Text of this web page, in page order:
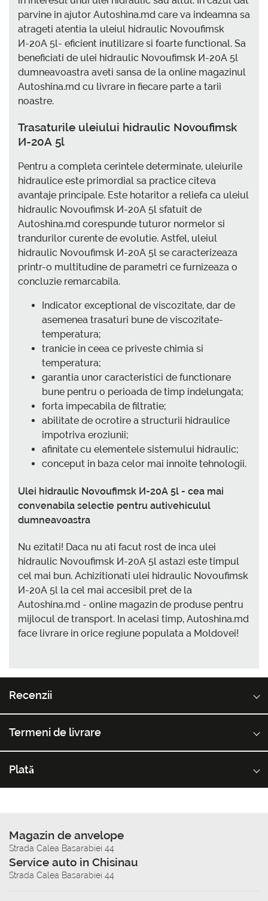
parvine in ajutor Autoshina.md care va indeamna sa
atrageti atentia la uleiul hidraulic Novoufimsk
И-20А 5l- eficient inutilizare si foarte functional. Sa
beneficiati de ulei hidraulic Novoufimsk И-20А 5l
dumneavoastra aveti sansa de la online magazinul
Autoshina.md cu livrare in fiecare parte a tarii
noastre.
Trasaturile uleiului hidraulic Novoufimsk
И-20А 5l
Pentru a completa cerintele determinate, uleiurile
hidraulice este primordial sa practice citeva
avantaje principale. Este hotaritor a reliefa ca uleiul
hidraulic Novoufimsk И-20А 5l sfatuit de
Autoshina.md corespunde tuturor normelor si
trandurilor curente de evolutie. Astfel, uleiul
hidraulic Novoufimsk И-20А 5l se caracterizeaza
printr-o multitudine de parametri ce furnizeaza o
concluzie remarcabila.
Indicator exceptional de viscozitate, dar de
asemenea trasaturi bune de viscozitate-
temperatura;
tranicie in ceea ce priveste chimia si
temperatura;
garantia unor caracteristici de functionare
bune pentru o perioada de timp indelungata;
forta impecabila de filtratie;
abilitate de ocrotire a structurii hidraulice
impotriva eroziunii;
afinitate cu elementele sistemului hidraulic;
conceput in baza celor mai innoite tehnologii.
Ulei hidraulic Novoufimsk И-20А 5l - cea mai
convenabila selectie pentru autivehiculul
dumneavoastra
Nu ezitati! Daca nu ati facut rost de inca ulei
hidraulic Novoufimsk И-20А 5l astazi este timpul
cel mai bun. Achizitionati ulei hidraulic Novoufimsk
И-20А 5l la cel mai accesibil pret de la
Autoshina.md - online magazin de produse pentru
mijlocul de transport. In acelasi timp, Autoshina.md
face livrare in orice regiune populata a Moldovei!
Recenzii
Termeni de livrare
Plată
Magazin de anvelope
Strada Calea Basarabiei 44
Service auto in Chisinau
Strada Calea Basarabiei 44